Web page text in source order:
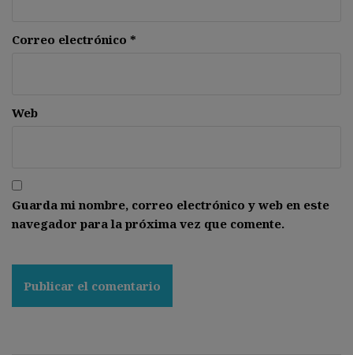
Correo electrónico *
Web
Guarda mi nombre, correo electrónico y web en este
navegador para la próxima vez que comente.